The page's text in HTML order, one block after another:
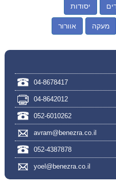
יסודות
מעקה אוורור
04-8678417
04-8642012
052-6010262
avram@benezra.co.il
052-4387878
yoel@benezra.co.il